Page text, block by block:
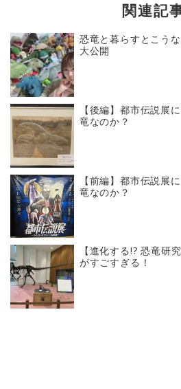
関連記
恐竜と暮らすとこう
大公開
【後編】都市伝説展
竜なのか？
【前編】都市伝説展
竜なのか？
【進化する!? 恐竜研
がすごすぎる！